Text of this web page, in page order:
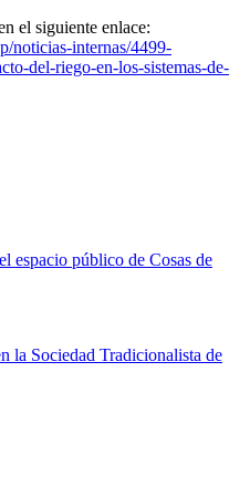
el siguiente enlace:
noticias-internas/4499-
del-riego-en-los-sistemas-de-
espacio público de Cosas de
la Sociedad Tradicionalista de